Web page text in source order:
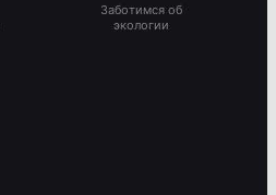
Заботимся об
экологии